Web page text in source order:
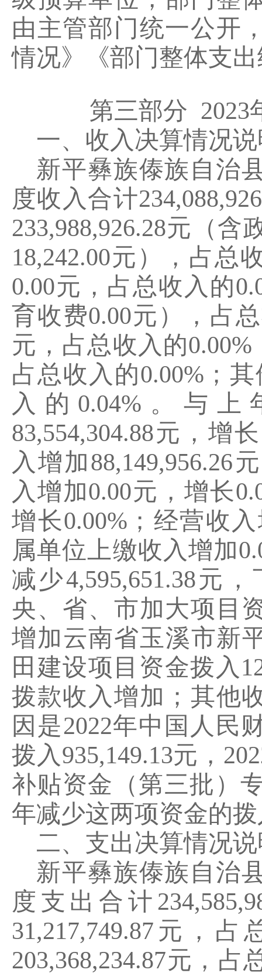
由主管部门统一公开
情况》《部门整体支
第三部分 2023
一、收入决算情况
新平彝族傣族自治
度收入合计
233,988,926.28元（含
18,242.00元），占总
0.00元，占总收入的
育收费0.00元），占
元，占总收入的0.00%
占总收入的0.00% ；
入的 0.04% 。与上
83,554,304.88元，增长
入增加88,149,956.26
入增加0.00元，增长
增长0.00% ；经营收
属单位上缴收入增加
减少4,595,651.38元，
央、省、市加大项目
增加云南省玉溪市新
田建设项目资金拨入
拨款收入增加；其他
因是2022年中国人民
拨入 935,149.13元，
补贴资金（第三批）
年减少这两项资金的
二、支出决算情况
新平彝族傣族自治
度支出合计
31,217,749.87 元，占
203,368,234.87元，占